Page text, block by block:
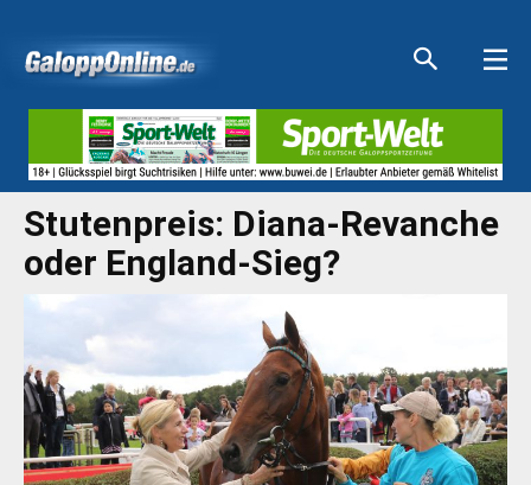
Stutenpreis: Diana-Revanche
oder England-Sieg?